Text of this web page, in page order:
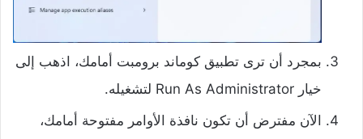
بمجرد أن ترى تطبيق كوماند برومبت أمامك، اذهب إلى
خيار Run As Administrator لتشغيله.
الآن مفترض أن تكون نافذة الأوامر مفتوحة أمامك،